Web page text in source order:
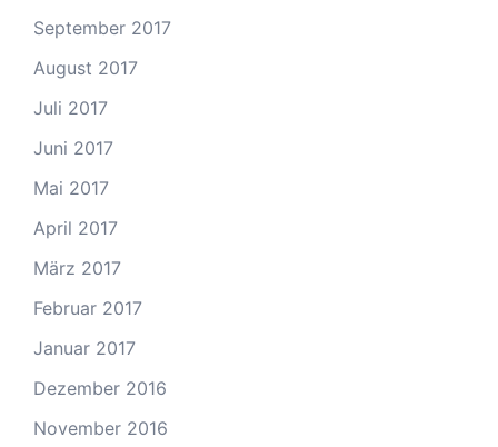
September 2017
August 2017
Juli 2017
Juni 2017
Mai 2017
April 2017
März 2017
Februar 2017
Januar 2017
Dezember 2016
November 2016